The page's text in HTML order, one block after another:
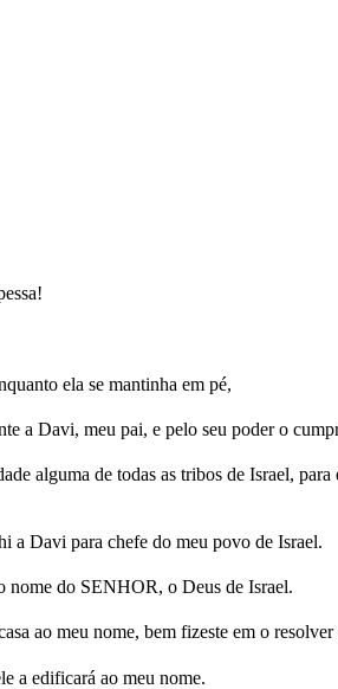
ela se mantinha em pé,
a Davi, meu pai, e pelo seu poder o
alguma de todas as tribos de Israel,
a Davi para chefe do meu povo de Israel.
nome do SENHOR, o Deus de Israel.
ao meu nome, bem fizeste em o resolver
a edificará ao meu nome.